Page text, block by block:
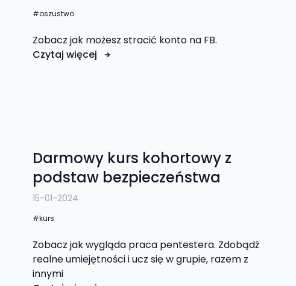
oszustwo
Zobacz jak możesz stracić konto na FB.
Czytaj więcej
Darmowy kurs kohortowy z
podstaw bezpieczeństwa
15-01-2024
kurs
Zobacz jak wygląda praca pentestera. Zdobądź
realne umiejętności i ucz się w grupie, razem z
innymi